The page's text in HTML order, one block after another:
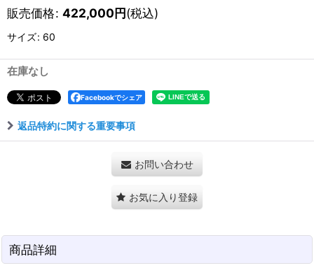
販売価格: 422,000円(税込)
サイズ: 60
在庫なし
Facebookでシェア
返品特約に関する重要事項
お問い合わせ
お気に入り登録
商品詳細